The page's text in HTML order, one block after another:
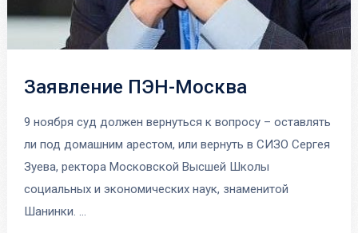
Заявление ПЭН-Москва
9 ноября суд должен вернуться к вопросу – оставлять
ли под домашним арестом, или вернуть в СИЗО Сергея
Зуева, ректора Московской Высшей Школы
социальных и экономических наук, знаменитой
Шанинки. …